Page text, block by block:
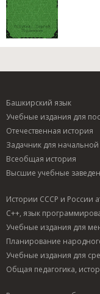
Башкирский язык
Учебные издания для
Отечественная история
Задачник для
Всеобщая история
Высшие учебные
Истории СССР и России
C++, язык
Учебные издания для
Планирование
Учебные издания для
Общая педагогика,